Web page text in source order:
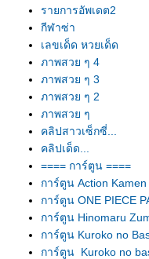
รายการอัพเดต2
กีฬาซ่า
เลขเด็ด หวยเด็ด
ภาพสวย ๆ 4
ภาพสวย ๆ 3
ภาพสวย ๆ 2
ภาพสวย ๆ
คลิปสาวเซ็กซี่...
คลิปเด็ด...
==== การ์ตูน ====
การ์ตูน Action Kamen
การ์ตูน ONE PIECE
การ์ตูน Hinomaru
การ์ตูน Kuroko no
การ์ตูน Kuroko no